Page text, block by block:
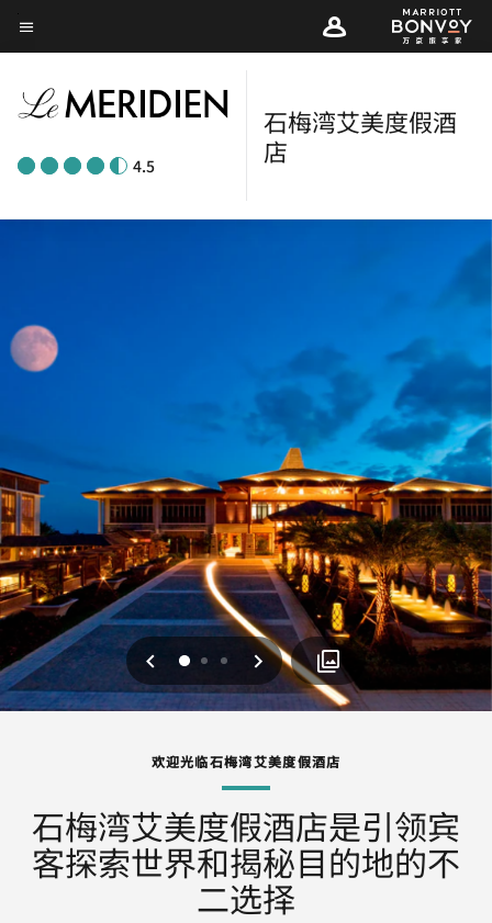
Skip
to
content
菜单文本
4.5
石梅湾艾美度假酒
店
上一页
0 1 2 下一页
欢迎光临石梅湾艾美度假酒店
石梅湾艾美度假酒店是引领宾
客探索世界和揭秘目的地的不
二选择